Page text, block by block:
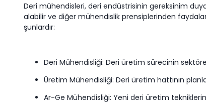
Deri mühendisleri, deri endüstrisinin gereksinim
alabilir ve diğer mühendislik prensiplerinden
şunlardır:
Deri Mühendisliği: Deri üretim sürecinin
Üretim Mühendisliği: Deri üretim hattının
Ar-Ge Mühendisliği: Yeni deri üretim